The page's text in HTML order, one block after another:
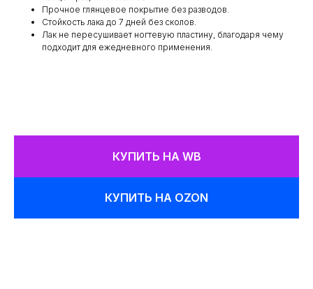
Прочное глянцевое покрытие без разводов.
Стойкость лака до 7 дней без сколов.
Лак не пересушивает ногтевую пластину, благодаря чему
подходит для ежедневного применения.
КУПИТЬ НА WB
КУПИТЬ НА OZON